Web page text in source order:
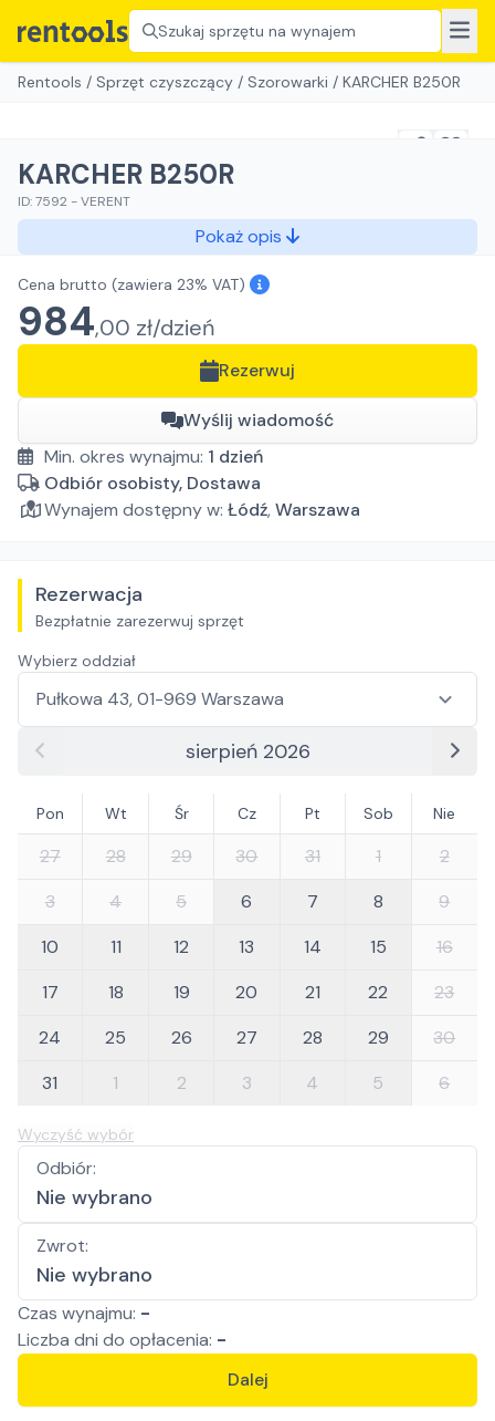
Szukaj sprzętu na wynajem
Rentools / Sprzęt czyszczący / Szorowarki / KARCHER B250R
KARCHER B250R
ID:7592 -VERENT
Pokaż opis
Cena brutto (zawiera 23% VAT)
984,00 zł/dzień
Rezerwuj
Wyślij wiadomość
Min. okres wynajmu: 1 dzień
Odbiór osobisty, Dostawa
Wynajem dostępny w: Łódź,Warszawa
Rezerwacja
Bezpłatnie zarezerwuj sprzęt
Wybierz oddział
sierpień 2026
Pon Wt Śr Cz Pt Sob Nie
27 28 29 30 31 1
2
3
4 5 6 7 8
9
10
11 12 13 14 15
16
17
18 19 20 21 22
23
24
25 26 27 28 29
30
31
1 2 3 4 5 6
Wyczyść wybór
Odbiór:
Nie wybrano
Zwrot:
Nie wybrano
Czas wynajmu: -
Liczba dni do opłacenia: -
Dalej